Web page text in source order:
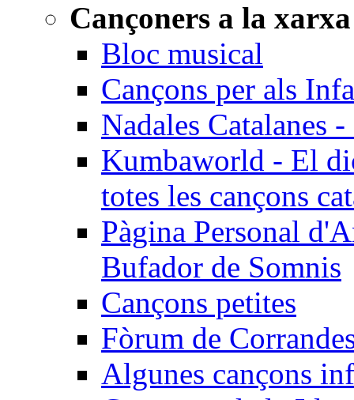
Cançoners a la xarxa
Bloc musical
Cançons per als
Nadales Catalanes
Kumbaworld - El
totes les cançons
Pàgina Personal
Bufador de Somnis
Cançons petites
Fòrum de
Algunes cançons